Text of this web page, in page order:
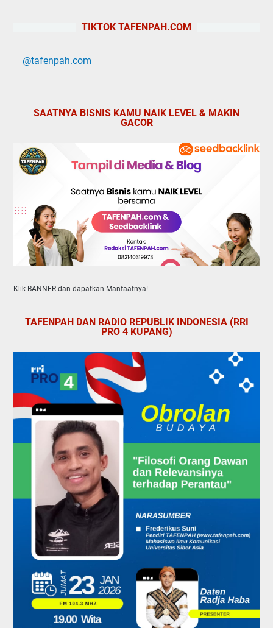
TIKTOK TAFENPAH.COM
@tafenpah.com
SAATNYA BISNIS KAMU NAIK LEVEL & MAKIN
GACOR
Klik BANNER dan dapatkan Manfaatnya!
TAFENPAH DAN RADIO REPUBLIK INDONESIA (RRI
PRO 4 KUPANG)